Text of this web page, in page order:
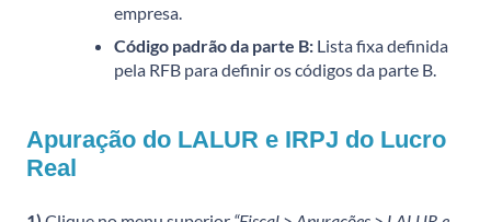
empresa.
Código padrão da parte B: Lista fixa definida
pela RFB para definir os códigos da parte B.
Apuração do LALUR e IRPJ do Lucro
Real